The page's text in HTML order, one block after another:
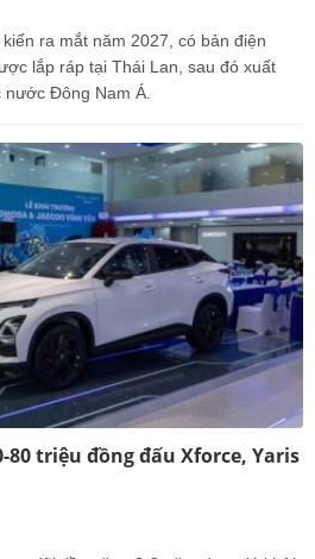
ra mắt năm 2027, có bản điện
lắp ráp tại Thái Lan, sau đó xuất
nước Đông Nam Á.
80 triệu đồng đấu Xforce, Yaris